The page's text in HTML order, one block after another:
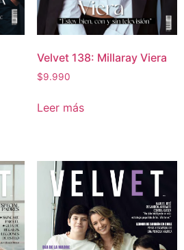
Velvet 138: Millaray Viera
$9.990
Leer más